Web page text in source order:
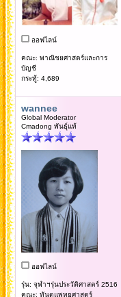
ออฟไลน์
คณะ: พาณิชยศาสตร์และการ
บัญชี
กระทู้: 4,689
wannee
Global Moderator
Cmadong พันธุ์แท้
ออฟไลน์
รุ่น: จุฬาฯรุ่นประวัติศาสตร์ 2516
คณะ: ทันตแพทยศาสตร์